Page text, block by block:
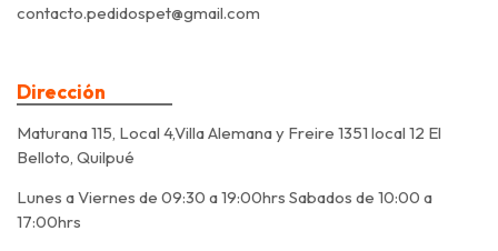
contacto.pedidospet@gmail.com
Dirección
Maturana 115, Local 4,Villa Alemana y Freire 1351 local 12 El
Belloto, Quilpué
Lunes a Viernes de 09:30 a 19:00hrs Sabados de 10:00 a
17:00hrs